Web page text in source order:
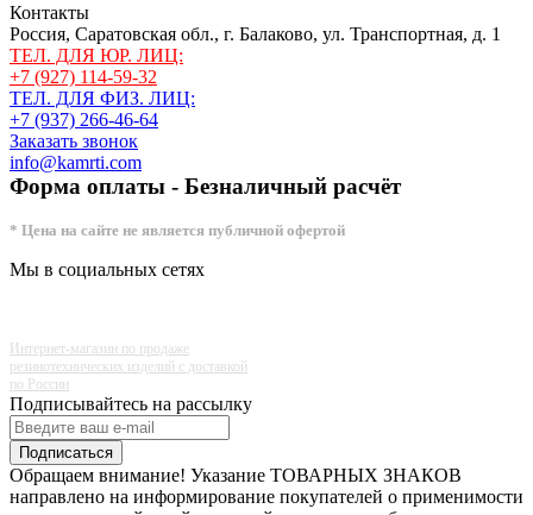
Контакты
Россия, Саратовская обл., г. Балаково, ул. Транспортная, д. 1
ТЕЛ. ДЛЯ ЮР. ЛИЦ:
+7 (927) 114-59-32
ТЕЛ. ДЛЯ ФИЗ. ЛИЦ:
+7 (937) 266-46-64
Заказать звонок
info@kamrti.com
Форма оплаты - Безналичный расчёт
* Цена на сайте не является публичной офертой
Мы в социальных сетях
Интернет-магазин по продаже
резинотехнических изделий с доставкой
по России
Подписывайтесь на рассылку
Подписаться
Обращаем внимание! Указание ТОВАРНЫХ ЗНАКОВ
направлено на информирование покупателей о применимости